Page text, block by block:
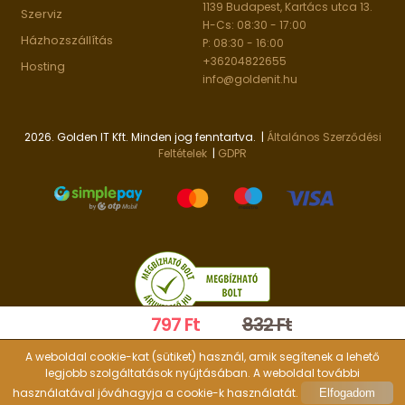
A weboldal cookie-kat (sütiket) használ, amik segítenek a lehető
legjobb szolgáltatások nyújtásában. A weboldal további
használatával jóváhagyja a cookie-k használatát.
Elfogadom
797 Ft 832 Ft
Kosárba
Szerviz
Házhozszállítás
Hosting
1139 Budapest, Kartács utca 13.
H-Cs: 08:30 - 17:00
P: 08:30 - 16:00
+36204822655
info@goldenit.hu
2026. Golden IT Kft. Minden jog fenntartva. | Általános Szerződési
Feltételek | GDPR